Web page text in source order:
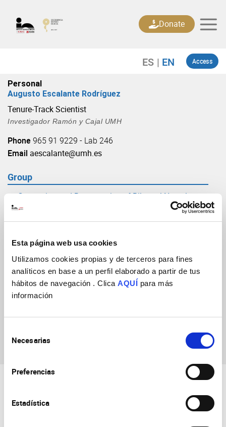
Esta página web usa cookies
Utilizamos cookies propias y de terceros para fines
analíticos en base a un perfil elaborado a partir de tus
hábitos de navegación . Clica AQUÍ para más
información
Necesarias
Preferencias
Estadística
content
Access
Donate
Personal
Augusto Escalante Rodríguez
Tenure-Track Scientist
Investigador Ramón y Cajal UMH
Phone 965 91 9229 - Lab 246
Email aescalante@umh.es
Group
Generation and Regeneration of Bilateral Neural
Circuits
(URL: https://in.umh-csic.es/group3880)